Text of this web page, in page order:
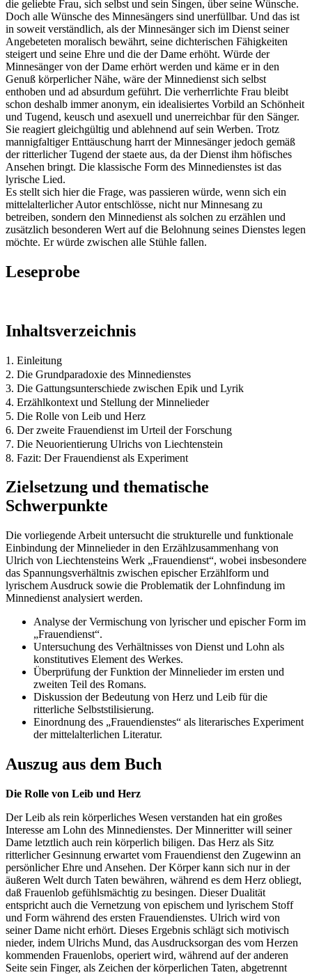
die geliebte Frau, sich selbst und sein Singen, über seine Wünsche.
Doch alle Wünsche des Minnesängers sind unerfüllbar. Und das ist
in soweit verständlich, als der Minnesänger sich im Dienst seiner
Angebeteten moralisch bewährt, seine dichterischen Fähigkeiten
steigert und seine Ehre und die der Dame erhöht. Würde der
Minnesänger von der Dame erhört werden und käme er in den
Genuß körperlicher Nähe, wäre der Minnedienst sich selbst
enthoben und ad absurdum geführt. Die verherrlichte Frau bleibt
schon deshalb immer anonym, ein idealisiertes Vorbild an Schönheit
und Tugend, keusch und asexuell und unerreichbar für den Sänger.
Sie reagiert gleichgültig und ablehnend auf sein Werben. Trotz
mannigfaltiger Enttäuschung harrt der Minnesänger jedoch gemäß
der ritterlicher Tugend der staete aus, da der Dienst ihm höfisches
Ansehen bringt. Die klassische Form des Minnedienstes ist das
lyrische Lied.
Es stellt sich hier die Frage, was passieren würde, wenn sich ein
mittelalterlicher Autor entschlösse, nicht nur Minnesang zu
betreiben, sondern den Minnedienst als solchen zu erzählen und
zusätzlich besonderen Wert auf die Belohnung seines Dienstes legen
möchte. Er würde zwischen alle Stühle fallen.
Leseprobe
Inhaltsverzeichnis
1. Einleitung
2. Die Grundparadoxie des Minnedienstes
3. Die Gattungsunterschiede zwischen Epik und Lyrik
4. Erzählkontext und Stellung der Minnelieder
5. Die Rolle von Leib und Herz
6. Der zweite Frauendienst im Urteil der Forschung
7. Die Neuorientierung Ulrichs von Liechtenstein
8. Fazit: Der Frauendienst als Experiment
Zielsetzung und thematische
Schwerpunkte
Die vorliegende Arbeit untersucht die strukturelle und funktionale
Einbindung der Minnelieder in den Erzählzusammenhang von
Ulrich von Liechtensteins Werk „Frauendienst“, wobei insbesondere
das Spannungsverhältnis zwischen epischer Erzählform und
lyrischem Ausdruck sowie die Problematik der Lohnfindung im
Minnedienst analysiert werden.
Analyse der Vermischung von lyrischer und epischer Form im
„Frauendienst“.
Untersuchung des Verhältnisses von Dienst und Lohn als
konstitutives Element des Werkes.
Überprüfung der Funktion der Minnelieder im ersten und
zweiten Teil des Romans.
Diskussion der Bedeutung von Herz und Leib für die
ritterliche Selbststilisierung.
Einordnung des „Frauendienstes“ als literarisches Experiment
der mittelalterlichen Literatur.
Auszug aus dem Buch
Die Rolle von Leib und Herz
Der Leib als rein körperliches Wesen verstanden hat ein großes
Interesse am Lohn des Minnedienstes. Der Minneritter will seiner
Dame letztlich auch rein körperlich biligen. Das Herz als Sitz
ritterlicher Gesinnung erwartet vom Frauendienst den Zugewinn an
persönlicher Ehre und Ansehen. Der Körper kann sich nur in der
äußeren Welt durch Taten bewähren, während es dem Herz obliegt,
daß Frauenlob gefühlsmächtig zu besingen. Dieser Dualität
entspricht auch die Vernetzung von epischem und lyrischem Stoff
und Form während des ersten Frauendienstes. Ulrich wird von
seiner Dame nicht erhört. Dieses Ergebnis schlägt sich motivisch
nieder, indem Ulrichs Mund, das Ausdrucksorgan des vom Herzen
kommenden Frauenlobs, operiert wird, während auf der anderen
Seite sein Finger, als Zeichen der körperlichen Taten, abgetrennt